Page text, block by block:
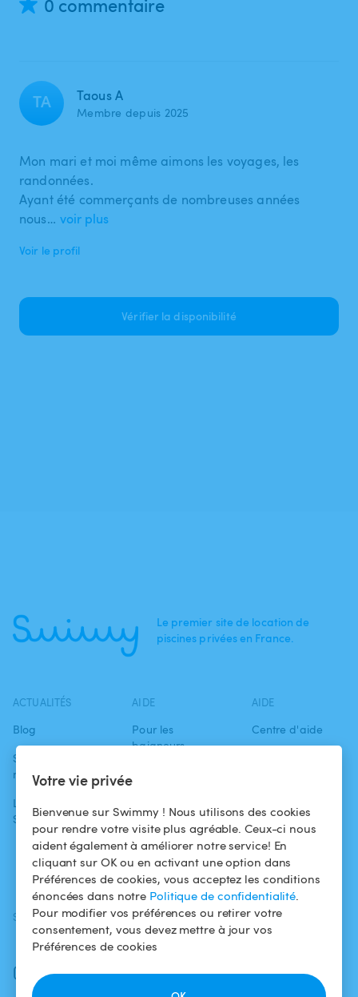
Votre vie privée
Bienvenue sur Swimmy ! Nous utilisons des cookies
pour rendre votre visite plus agréable. Ceux-ci nous
aident également à améliorer notre service! En
cliquant sur OK ou en activant une option dans
Préférences de cookies, vous acceptez les conditions
énoncées dans notre Politique de confidentialité.
Pour modifier vos préférences ou retirer votre
consentement, vous devez mettre à jour vos
Préférences de cookies
TA Taous A
Membre depuis 2025
Mon mari et moi même aimons les voyages, les
randonnées.
Ayant été commerçants de nombreuses années
nous… voir plus
Voir le profil
Vérifier la disponibilité
Le premier site de location de
piscines privées en France.
ACTUALITÉS
Blog
Swimmy dans les
médias
L'aventure
Swimmy
AIDE
Pour les
baigneurs
Louer ma piscine
Comment ça
marche ?
AIDE
Centre d'aide
confidentialité
Mentions légales
SUIVEZ-NOUS
Facebook
Instagram
TÉLÉCHARGEZ L'APP